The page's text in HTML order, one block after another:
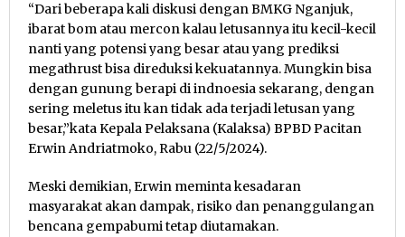
“Dari beberapa kali diskusi dengan BMKG Nganjuk,
ibarat bom atau mercon kalau letusannya itu kecil-kecil
nanti yang potensi yang besar atau yang prediksi
megathrust bisa direduksi kekuatannya. Mungkin bisa
dengan gunung berapi di indnoesia sekarang, dengan
sering meletus itu kan tidak ada terjadi letusan yang
besar,”kata Kepala Pelaksana (Kalaksa) BPBD Pacitan
Erwin Andriatmoko, Rabu (22/5/2024).
Meski demikian, Erwin meminta kesadaran
masyarakat akan dampak, risiko dan penanggulangan
bencana gempabumi tetap diutamakan.